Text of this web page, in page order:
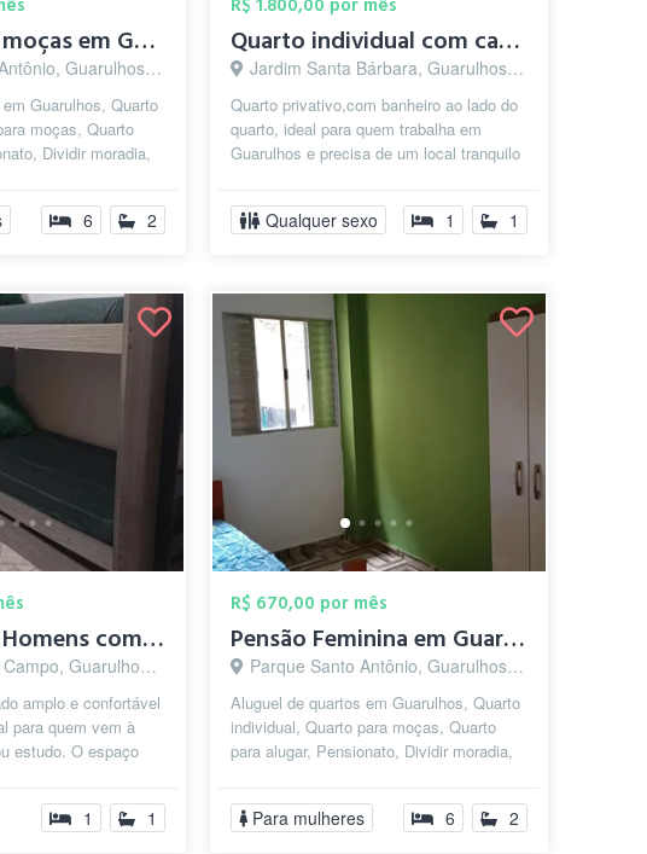
Quarto para moças em Guarulhos - Pension...
Guarulhos - SP
Guarulhos, Quarto
moças, Quarto
Dividir moradia,
6 2
R$ 1.800,00 por mês
Quarto individual com cama de solteiro,S...
Jardim Santa Bárbara, Guarulhos - SP
Quarto privativo,com banheiro ao lado do
quarto, ideal para quem trabalha em
Guarulhos e precisa de um local tranquilo
Qualquer sexo 1 1
Quarto para Homens compartilhado com cam...
Guarulhos - SP
amplo e confortável
para quem vem à
estudo. O espaço
1 1
R$ 670,00 por mês
Pensão Feminina em Guarulhos
Parque Santo Antônio, Guarulhos - SP
Aluguel de quartos em Guarulhos, Quarto
individual, Quarto para moças, Quarto
para alugar, Pensionato, Dividir moradia,
Para mulheres 6 2